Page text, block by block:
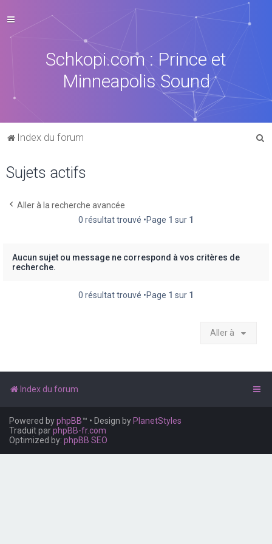
Schkopi.com : Prince et
Minneapolis Sound
Index du forum
Sujets actifs
Aller à la recherche avancée
0 résultat trouvé •Page 1 sur 1
Aucun sujet ou message ne correspond à vos critères de
recherche.
0 résultat trouvé •Page 1 sur 1
Aller à
Index du forum
Powered byphpBB™ • Design by PlanetStyles
Traduit parphpBB-fr.com
Optimized by: phpBB SEO